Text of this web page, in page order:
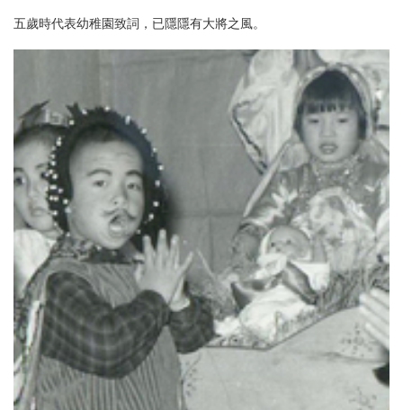
五歲時代表幼稚園致詞，已隱隱有大將之風。